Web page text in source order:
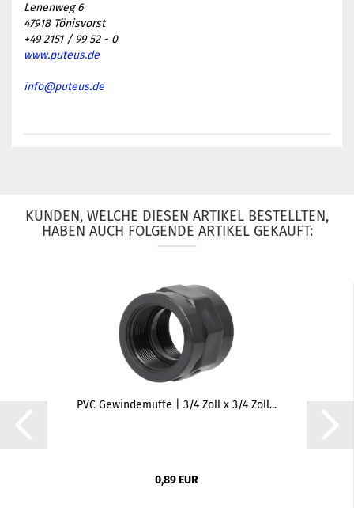
Lenenweg 6
47918 Tönisvorst
+49 2151 / 99 52 - 0
www.puteus.de
info@puteus.de
KUNDEN, WELCHE DIESEN ARTIKEL BESTELLTEN,
HABEN AUCH FOLGENDE ARTIKEL GEKAUFT:
PVC Gewindemuffe | 3/4 Zoll x 3/4 Zoll...
0,89 EUR